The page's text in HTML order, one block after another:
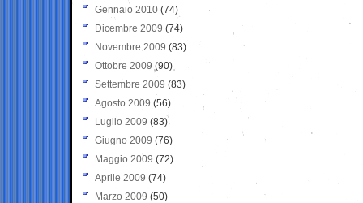
Gennaio 2010 (74)
Dicembre 2009 (74)
Novembre 2009 (83)
Ottobre 2009 (90)
Settembre 2009 (83)
Agosto 2009 (56)
Luglio 2009 (83)
Giugno 2009 (76)
Maggio 2009 (72)
Aprile 2009 (74)
Marzo 2009 (50)